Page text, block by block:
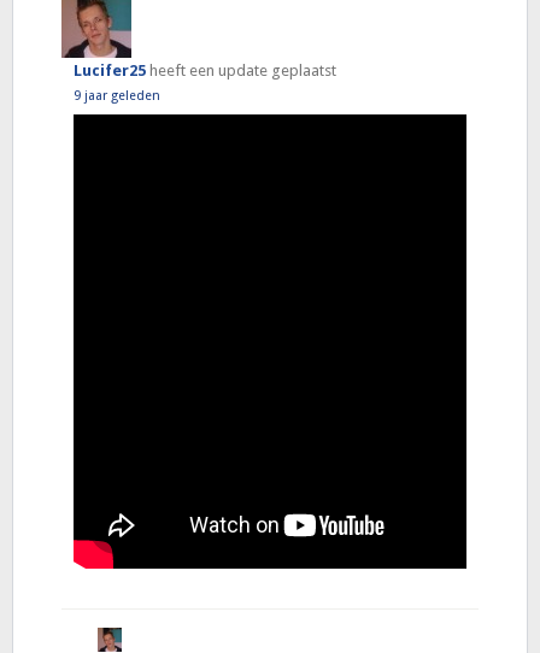
Lucifer25 heeft een update geplaatst
9 jaar geleden